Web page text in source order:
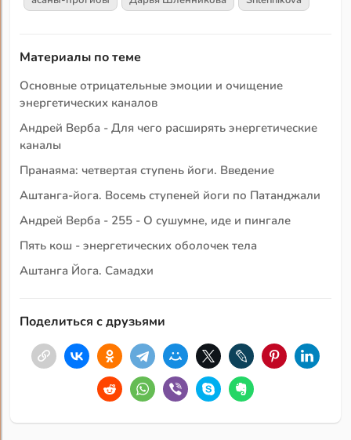
Материалы по теме
Основные отрицательные эмоции и очищение
энергетических каналов
Андрей Верба - Для чего расширять энергетические
каналы
Пранаяма: четвертая ступень йоги. Введение
Аштанга-йога. Восемь ступеней йоги по Патанджали
Андрей Верба - 255 - О сушумне, иде и пингале
Пять кош - энергетических оболочек тела
Аштанга Йога. Самадхи
Поделиться с друзьями